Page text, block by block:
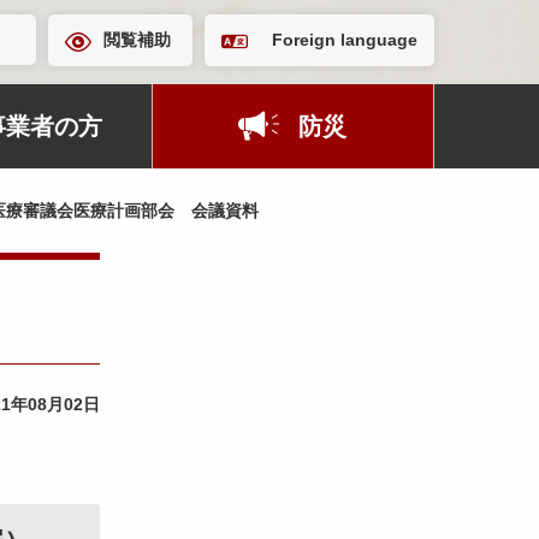
閲覧補助 Foreign language
業者の方 防災
療審議会医療計画部会 会議資料
年08月02日